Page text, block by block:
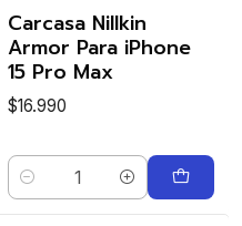
Carcasa Nillkin
Armor Para iPhone
15 Pro Max
$16.990
Cantidad